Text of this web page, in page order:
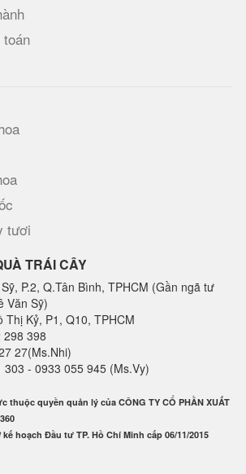
tươi
TRÁI CÂY
P.2, Q.Tân Bình, TPHCM (Gần ngã tư
Văn Sỹ)
Thị Kỷ, P1, Q10, TPHCM
298 398
27(Ms.Nhi)
303 - 0933 055 945 (Ms.Vy)
thuộc quyền quản lý của CÔNG TY CỔ PHẦN XUẤT
kế hoạch Đầu tư TP. Hồ Chí Minh cấp 06/11/2015